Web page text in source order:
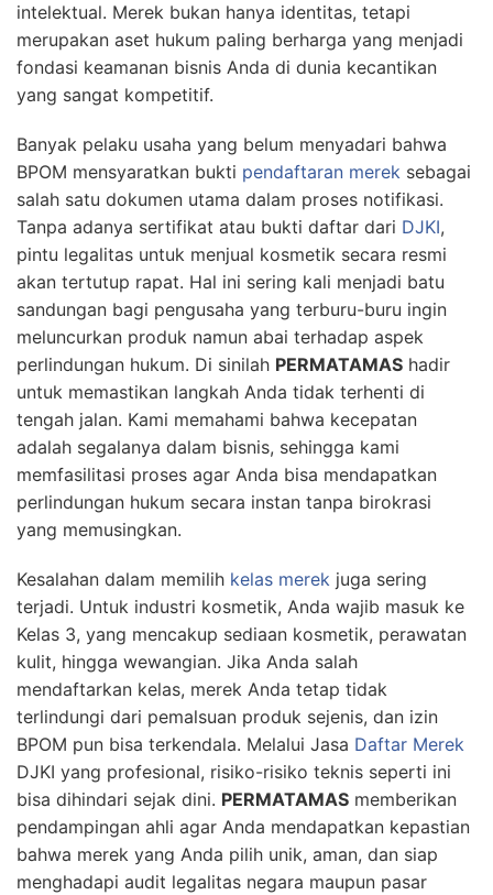
intelektual. Merek bukan hanya identitas, tetapi
merupakan aset hukum paling berharga yang menjadi
fondasi keamanan bisnis Anda di dunia kecantikan
yang sangat kompetitif.
Banyak pelaku usaha yang belum menyadari bahwa
BPOM mensyaratkan bukti pendaftaran merek sebagai
salah satu dokumen utama dalam proses notifikasi.
Tanpa adanya sertifikat atau bukti daftar dari DJKI,
pintu legalitas untuk menjual kosmetik secara resmi
akan tertutup rapat. Hal ini sering kali menjadi batu
sandungan bagi pengusaha yang terburu-buru ingin
meluncurkan produk namun abai terhadap aspek
perlindungan hukum. Di sinilah PERMATAMAS hadir
untuk memastikan langkah Anda tidak terhenti di
tengah jalan. Kami memahami bahwa kecepatan
adalah segalanya dalam bisnis, sehingga kami
memfasilitasi proses agar Anda bisa mendapatkan
perlindungan hukum secara instan tanpa birokrasi
yang memusingkan.
Kesalahan dalam memilih kelas merek juga sering
terjadi. Untuk industri kosmetik, Anda wajib masuk ke
Kelas 3, yang mencakup sediaan kosmetik, perawatan
kulit, hingga wewangian. Jika Anda salah
mendaftarkan kelas, merek Anda tetap tidak
terlindungi dari pemalsuan produk sejenis, dan izin
BPOM pun bisa terkendala. Melalui Jasa Daftar Merek
DJKI yang profesional, risiko-risiko teknis seperti ini
bisa dihindari sejak dini. PERMATAMAS memberikan
pendampingan ahli agar Anda mendapatkan kepastian
bahwa merek yang Anda pilih unik, aman, dan siap
menghadapi audit legalitas negara maupun pasar